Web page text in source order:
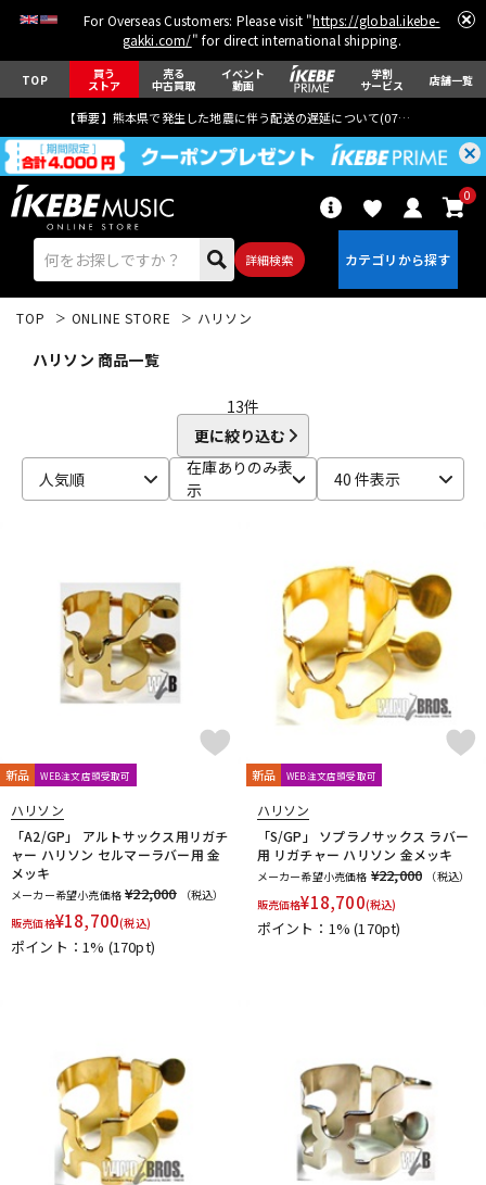
For Overseas Customers: Please visit "https://global.ikebe-
gakki.com/" for direct international shipping.
TOP 買う
ストア
売る
中古買取
イベント
動画
学割
サービス 店舗一覧
【重要】熊本県で発生した地震に伴う配送の遅延について(07月29日
詳細検索
0
ドラム パーカッション
キーボード 電子ピアノ
アンプ エフェクター
DTM
配信/ライブ機器 楽器アクセサリ
中古 ヴィンテージ
TOP ONLINE STORE ハリソン
ハリソン 商品一覧
13件
更に絞り込む
人気順
在庫ありのみ表
示
40 件表示
新品 WEB注文店頭受取可
ハリソン
「A2/GP」 アルトサックス用リガチ
ャー ハリソン セルマーラバー用 金
メッキ
メーカー希望小売価格 ¥22,000
（税込）
販売価格¥18,700(税込)
ポイント：1% (170pt)
新品 WEB注文店頭受取可
ハリソン
「S/GP」 ソプラノサックス ラバー
用 リガチャー ハリソン 金メッキ
メーカー希望小売価格 ¥22,000
（税込）
販売価格¥18,700(税込)
ポイント：1%(170pt)